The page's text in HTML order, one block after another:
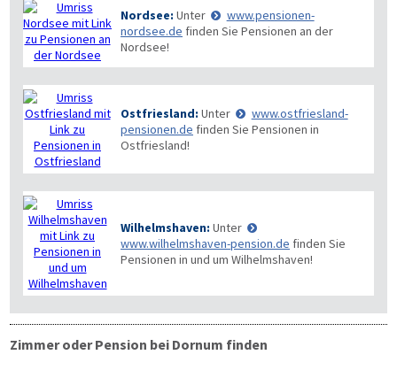
Nordsee: Unter
www.pensionen-
nordsee.de finden Sie Pensionen an der
Nordsee!
Ostfriesland: Unter
www.ostfriesland-
pensionen.de finden Sie Pensionen in
Ostfriesland!
Wilhelmshaven: Unter
www.wilhelmshaven-pension.de finden Sie
Pensionen in und um Wilhelmshaven!
Zimmer oder Pension bei Dornum finden